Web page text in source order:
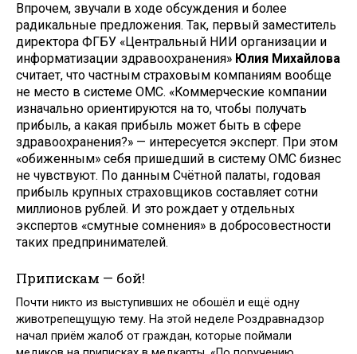
Впрочем, звучали в ходе обсуждения и более
радикальные предложения. Так, первый заместитель
директора ФГБУ «Центральный НИИ организации и
информатизации здравоохранения» Юлия Михайлова
считает, что частным страховым компаниям вообще
не место в системе ОМС. «Коммерческие компании
изначально ориентируются на то, чтобы получать
прибыль, а какая прибыль может быть в сфере
здравоохранения?» — интересуется эксперт. При этом
«обиженным» себя пришедший в систему ОМС бизнес
не чувствуют. По данным Счётной палаты, годовая
прибыль крупных страховщиков составляет сотни
миллионов рублей. И это рождает у отдельных
экспертов «смутные сомнения» в добросовестности
таких предпринимателей.
Припискам — бой!
Почти никто из выступивших не обошёл и ещё одну
животрепещущую тему. На этой неделе Роздравнадзор
начал приём жалоб от граждан, которые поймали